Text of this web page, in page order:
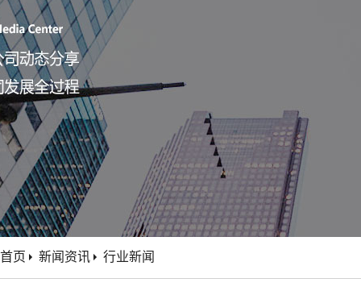
首页 新闻资讯 行业新闻